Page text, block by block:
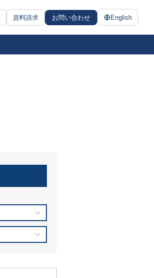
資料請求 お問い合わせ English